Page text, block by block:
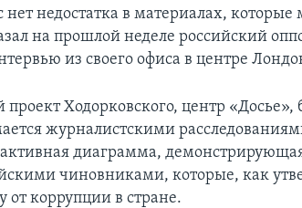
нет недостатка в материалах,
на прошлой неделе российский
из своего офиса в центре
Ходорковского, центр
журналистскими
диаграмма,
чиновниками, которые, как
от коррупции в стране.